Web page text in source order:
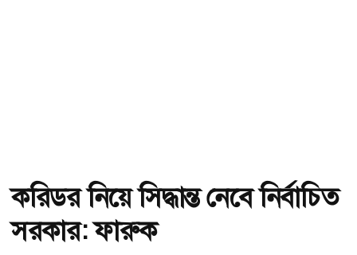
করিডর নিয়ে সিদ্ধান্ত নেবে নির্বাচিত
সরকার: ফারুক